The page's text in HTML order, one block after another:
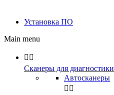
Установка ПО
Main menu
 
Сканеры для диагностики
Автосканеры
 